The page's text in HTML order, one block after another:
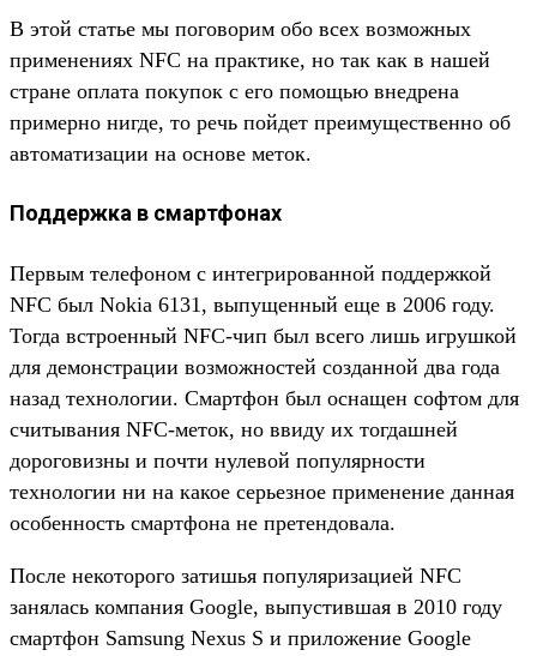
В этой статье мы поговорим обо всех возможных
применениях NFC на практике, но так как в нашей
стране оплата покупок с его помощью внедрена
примерно нигде, то речь пойдет преимущественно об
автоматизации на основе меток.
Поддержка в смартфонах
Первым телефоном с интегрированной поддержкой
NFC был Nokia 6131, выпущенный еще в 2006 году.
Тогда встроенный NFC-чип был всего лишь игрушкой
для демонстрации возможностей созданной два года
назад технологии. Смартфон был оснащен софтом для
считывания NFC-меток, но ввиду их тогдашней
дороговизны и почти нулевой популярности
технологии ни на какое серьезное применение данная
особенность смартфона не претендовала.
После некоторого затишья популяризацией NFC
занялась компания Google, выпустившая в 2010 году
смартфон Samsung Nexus S и приложение Google